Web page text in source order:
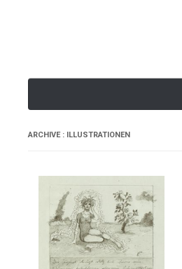
ARCHIVE : ILLUSTRATIONEN